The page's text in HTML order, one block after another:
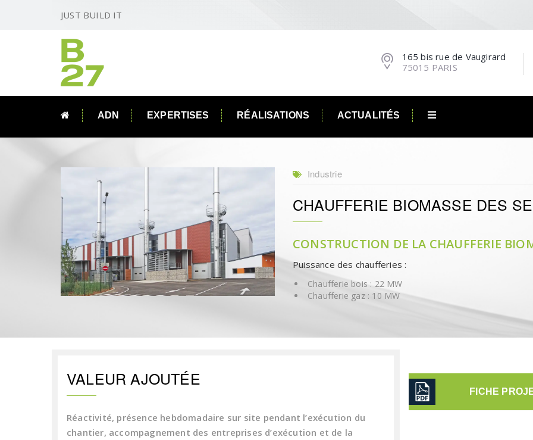
JUST BUILD IT
165 bis rue de Vaugirard
75015 PARIS
ADN EXPERTISES RÉALISATIONS ACTUALITÉS
Industrie
CHAUFFERIE BIOMASSE DES
CONSTRUCTION DE LA CHAUFFERIE
Puissance des chaufferies :
Chaufferie bois : 22 MW
Chaufferie gaz : 10 MW
VALEUR AJOUTÉE
Réactivité, présence hebdomadaire sur site pendant l’exécution du
chantier, accompagnement des entreprises d’exécution et de la
FICHE